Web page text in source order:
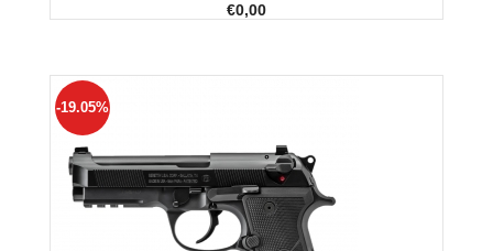
€0,00
-19.05%